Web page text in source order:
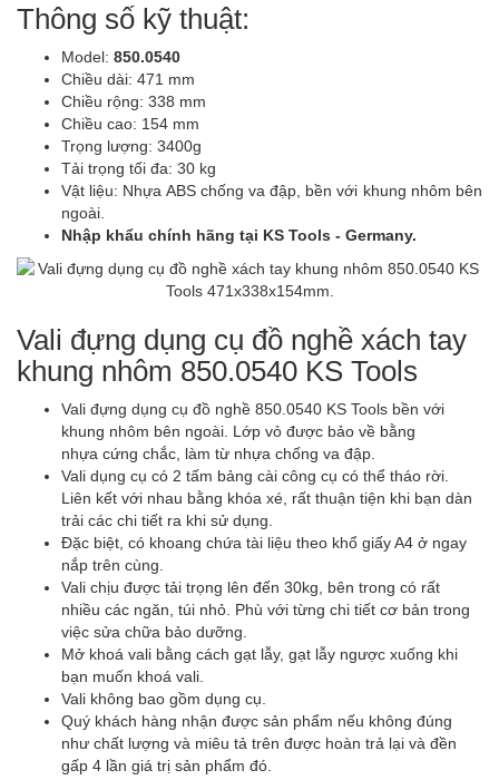
Thông số kỹ thuật:
Model: 850.0540
Chiều dài: 471 mm
Chiều rộng: 338 mm
Chiều cao: 154 mm
Trọng lượng: 3400g
Tải trọng tối đa: 30 kg
Vật liệu: Nhựa ABS chống va đập, bền với khung nhôm bên
ngoài.
Nhập khẩu chính hãng tại KS Tools - Germany.
Vali đựng dụng cụ đồ nghề xách tay
khung nhôm 850.0540 KS Tools
Vali đựng dụng cụ đồ nghề 850.0540 KS Tools bền với
khung nhôm bên ngoài. Lớp vỏ được bảo về bằng
nhựa cứng chắc, làm từ nhựa chống va đập.
Vali dụng cụ có 2 tấm bảng cài công cụ có thể tháo rời.
Liên kết với nhau bằng khóa xé, rất thuận tiện khi bạn dàn
trải các chi tiết ra khi sử dụng.
Đặc biệt, có khoang chứa tài liệu theo khổ giấy A4 ở ngay
nắp trên cùng.
Vali chịu được tải trọng lên đến 30kg, bên trong có rất
nhiều các ngăn, túi nhỏ. Phù với từng chi tiết cơ bản trong
việc sửa chữa bảo dưỡng.
Mở khoá vali bằng cách gạt lẫy, gạt lẫy ngược xuống khi
bạn muốn khoá vali.
Vali không bao gồm dụng cụ.
Quý khách hàng nhận được sản phẩm nếu không đúng
như chất lượng và miêu tả trên được hoàn trả lại và đền
gấp 4 lần giá trị sản phẩm đó.